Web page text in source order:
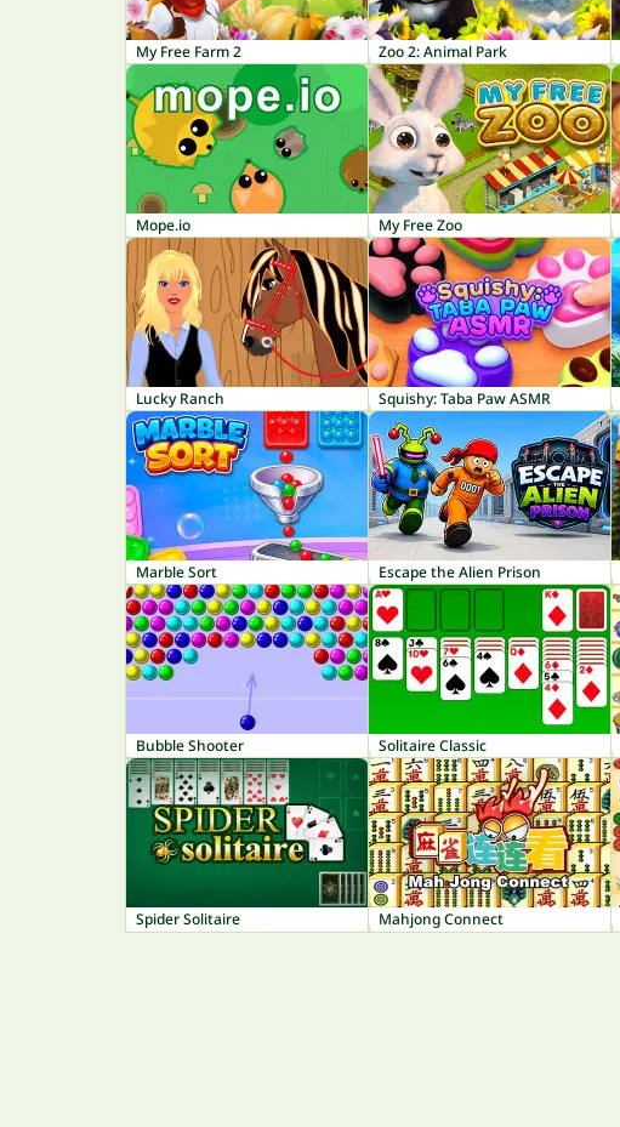
My Free Farm 2 Zoo 2: Animal Park
Mope.io My Free Zoo
Lucky Ranch Squishy: Taba Paw ASMR
Marble Sort Escape the Alien Prison
Bubble Shooter Solitaire Classic
Spider Solitaire Mahjong Connect